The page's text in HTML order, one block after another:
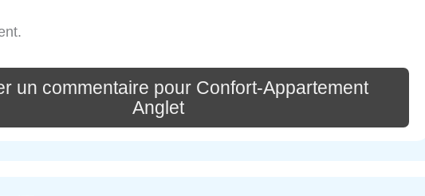
un commentaire pour Confort-Appartement
Anglet